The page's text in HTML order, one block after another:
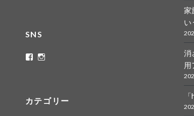
家
い
消
用
SNS
ritaflower.calligraphy
ロ
フ
rita_ym
ロ
フ
カテゴリー